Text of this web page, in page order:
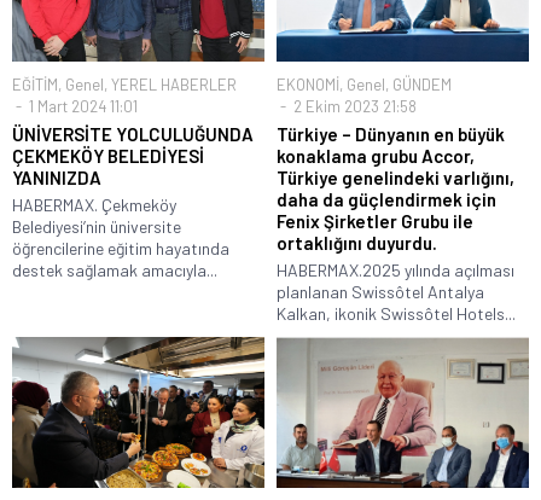
EĞİTİM, Genel, YEREL HABERLER
1 Mart 2024 11:01
ÜNİVERSİTE YOLCULUĞUNDA
ÇEKMEKÖY BELEDİYESİ
YANINIZDA
HABERMAX. Çekmeköy
Belediyesi’nin üniversite
öğrencilerine eğitim hayatında
destek sağlamak amacıyla...
EKONOMİ, Genel, GÜNDEM
2 Ekim 2023 21:58
Türkiye – Dünyanın en büyük
konaklama grubu Accor,
Türkiye genelindeki varlığını,
daha da güçlendirmek için
Fenix Şirketler Grubu ile
ortaklığını duyurdu.
HABERMAX.2025 yılında açılması
planlanan Swissôtel Antalya
Kalkan, ikonik Swissôtel Hotels...